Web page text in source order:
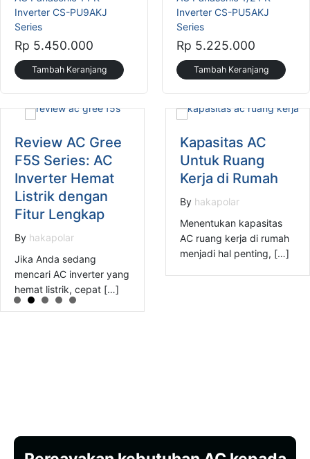
Inverter CS-PU9AKJ
Series
Rp 5.450.000
Tambah Keranjang
Inverter CS-PU5AKJ
Series
Rp 5.225.000
Tambah Keranjang
Review AC Gree
F5S Series: AC
Inverter Hemat
Listrik dengan
Fitur Lengkap
By hakapolar
Jika Anda sedang
mencari AC inverter yang
hemat listrik, cepat […]
Kapasitas AC
Untuk Ruang
Kerja di Rumah
By hakapolar
Menentukan kapasitas
AC ruang kerja di rumah
menjadi hal penting, […]